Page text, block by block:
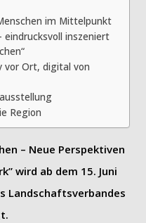
im Mittelpunkt
eindrucksvoll inszeniert
vor Ort, digital von
Region
– Neue Perspektiven
wird ab dem 15. Juni
Landschaftsverbandes